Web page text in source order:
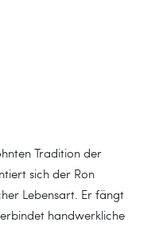
Tradition der
sich der Ron
Lebensart. Er fängt
handwerkliche